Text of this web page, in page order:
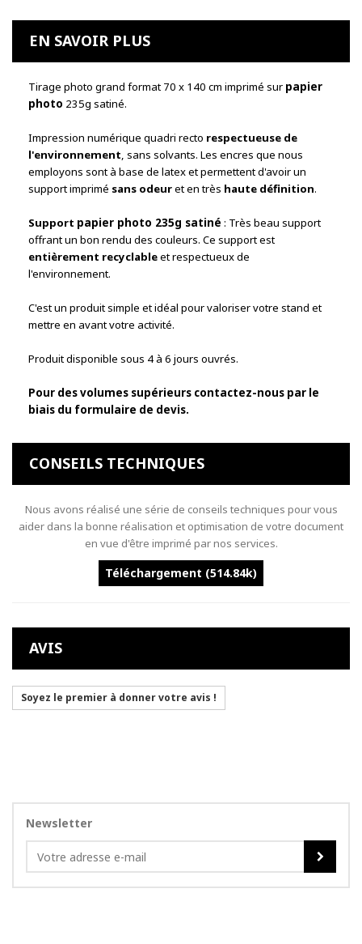
EN SAVOIR PLUS
Tirage photo grand format 70 x 140 cm imprimé sur papier
photo 235g satiné.
Impression numérique quadri recto respectueuse de
l'environnement, sans solvants. Les encres que nous
employons sont à base de latex et permettent d'avoir un
support imprimé sans odeuret en très haute définition.
Support papier photo 235g satiné : Très beau support
offrant un bon rendu des couleurs. Ce support est
entièrement recyclableet respectueux de
l'environnement.
C'est un produit simple et idéal pour valoriser votre stand et
mettre en avant votre activité.
Produit disponible sous 4 à 6 jours ouvrés.
Pour des volumes supérieurs contactez-nous par le
biais du formulaire de devis.
CONSEILS TECHNIQUES
Nous avons réalisé une série de conseils techniques pour vous
aider dans la bonne réalisation et optimisation de votre document
en vue d'être imprimé par nos services.
Téléchargement (514.84k)
AVIS
Soyez le premier à donner votre avis !
Newsletter